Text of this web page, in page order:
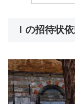
Ｉの招待状